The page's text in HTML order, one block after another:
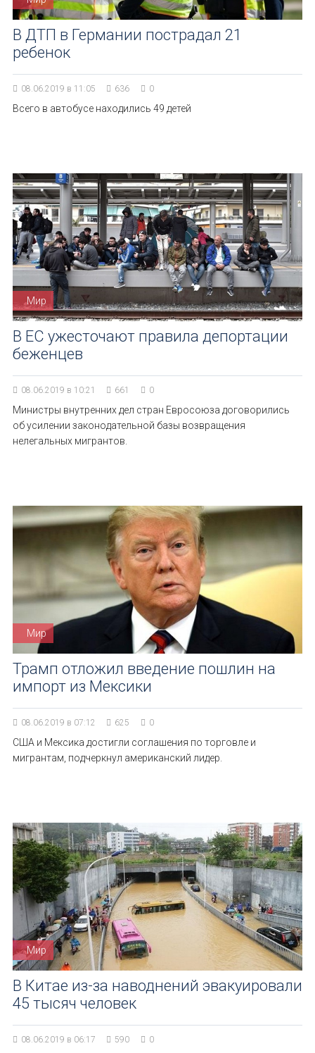
В ДТП в Германии пострадал 21
ребенок
08.06.2019 в 11:05 636 0
Всего в автобусе находились 49 детей
Мир
В ЕС ужесточают правила депортации
беженцев
08.06.2019 в 10:21 661 0
Министры внутренних дел стран Евросоюза договорились
об усилении законодательной базы возвращения
нелегальных мигрантов.
Мир
Трамп отложил введение пошлин на
импорт из Мексики
08.06.2019 в 07:12 625 0
США и Мексика достигли соглашения по торговле и
мигрантам, подчеркнул американский лидер.
Мир
В Китае из-за наводнений эвакуировали
45 тысяч человек
08.06.2019 в 06:17 590 0